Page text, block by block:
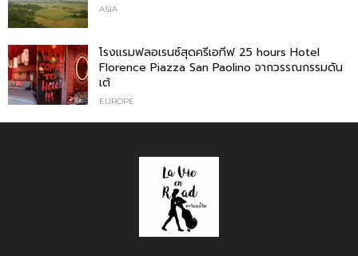
ASIA
โรงแรมฟลอเรนซ์สุดครีเอทีฟ 25 hours Hotel
Florence Piazza San Paolino จากวรรณกรรมดัน
เต้
EUROPE